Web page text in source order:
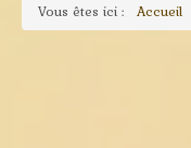
Vous êtes ici : Accueil